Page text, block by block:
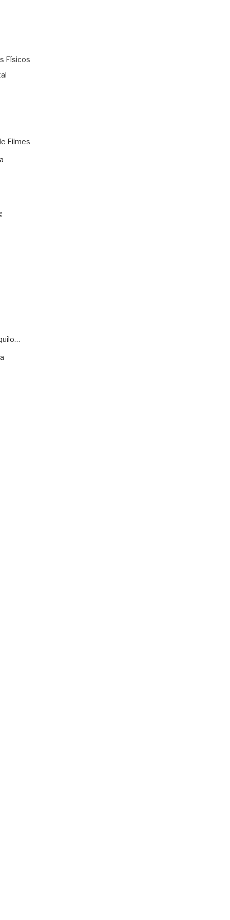
Físicos
Filmes